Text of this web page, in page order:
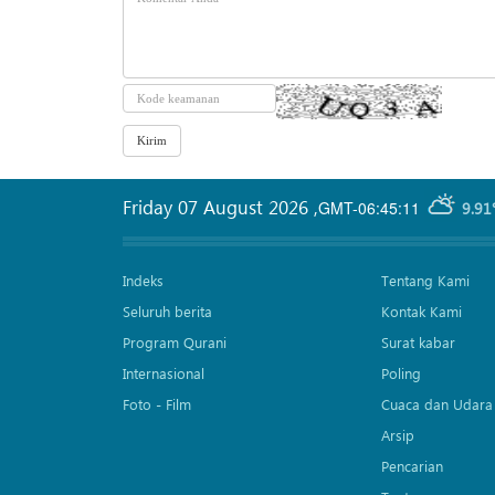
GMT-06:45:11
Friday 07 August 2026 ,
Indeks
Seluruh berita
Program Qurani
Internasional
Foto - Film
Tentang Kami
Kontak Kami
Surat kabar
Poling
Cuaca dan Udara
Arsip
Pencarian